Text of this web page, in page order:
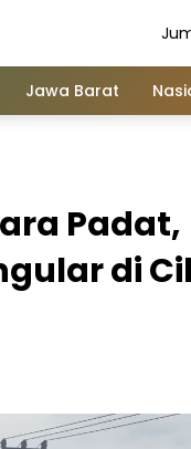
Jawa Barat
Padat,
di